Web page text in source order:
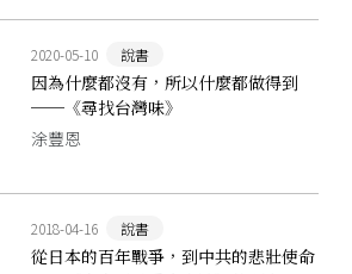
2020-05-10 說書
因為什麼都沒有，所以什麼都做得到
──《尋找台灣味》
涂豐恩
2018-04-16 說書
從日本的百年戰爭，到中共的悲壯使命